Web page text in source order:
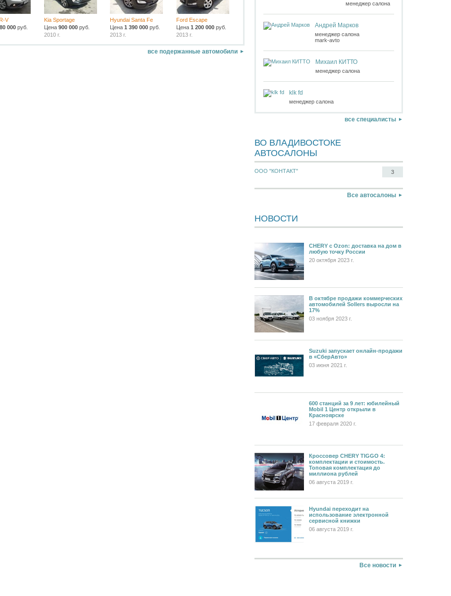
V
000 руб.
Kia Sportage
Цена 900 000руб.
2010 г.
Hyundai Santa Fe
Цена1 390 000 руб.
2013 г.
Ford Escape
Цена 1 200 000руб.
2013 г.
все подержанные автомобили
менеджер салона
Андрей Марков
менеджер салона
mark-avto
Михаил КИТТО
менеджер салона
klk fd
менеджер салона
все специалисты
ВО ВЛАДИВОСТОКЕ
АВТОСАЛОНЫ
ООО "КОНТАКТ" 3
Все автосалоны
НОВОСТИ
CHERY c Ozon: доставка на дом в
любую точку России
20 октября 2023 г.
В октябре продажи коммерческих
автомобилей Sollers выросли на
17%
03 ноября 2023 г.
Suzuki запускает онлайн-продажи
в «СберАвто»
03 июня 2021 г.
600 станций за 9 лет: юбилейный
Mobil 1 Центр открыли в
Красноярске
17 февраля 2020 г.
Кроссовер CHERY TIGGO 4:
комплектации и стоимость.
Топовая комплектация до
миллиона рублей
06 августа 2019 г.
Hyundai переходит на
использование электронной
сервисной книжки
06 августа 2019 г.
Все новости